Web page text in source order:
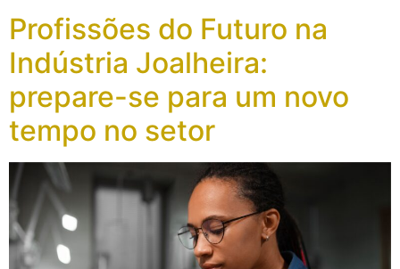
Profissões do Futuro na
Indústria Joalheira:
prepare-se para um novo
tempo no setor